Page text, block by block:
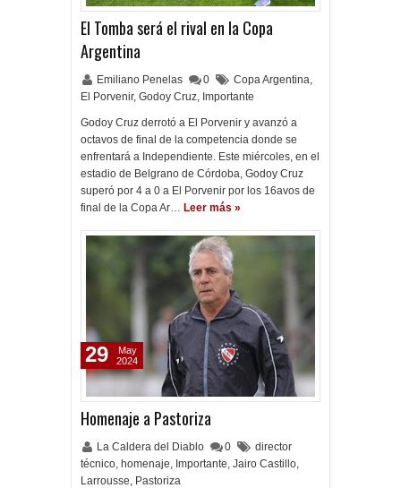
El Tomba será el rival en la Copa
Argentina
Emiliano Penelas 0 Copa Argentina,
El Porvenir, Godoy Cruz, Importante
Godoy Cruz derrotó a El Porvenir y avanzó a
octavos de final de la competencia donde se
enfrentará a Independiente. Este miércoles, en el
estadio de Belgrano de Córdoba, Godoy Cruz
superó por 4 a 0 a El Porvenir por los 16avos de
final de la Copa Ar… Leer más »
Homenaje a Pastoriza
La Caldera del Diablo 0
director
técnico, homenaje, Importante, Jairo Castillo,
Larrousse, Pastoriza
29
May
2024